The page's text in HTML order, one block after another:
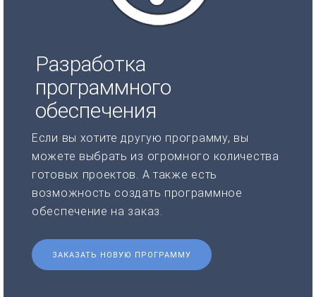
Разработка
программного
обеспечения
Если вы хотите другую программу, вы
можете выбрать из огромного количества
готовых проектов. А также есть
возможность создать программное
обеспечение на заказ.
ЗАКАЗАТЬ НОВУЮ ПРОГРАММУ